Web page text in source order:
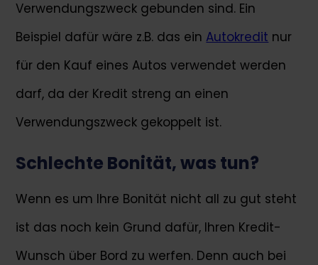
Verwendungszweck gebunden sind. Ein
Beispiel dafür wäre z.B. das ein Autokredit nur
für den Kauf eines Autos verwendet werden
darf, da der Kredit streng an einen
Verwendungszweck gekoppelt ist.
Schlechte Bonität, was tun?
Wenn es um Ihre Bonität nicht all zu gut steht
ist das noch kein Grund dafür, Ihren Kredit-
Wunsch über Bord zu werfen. Denn auch bei